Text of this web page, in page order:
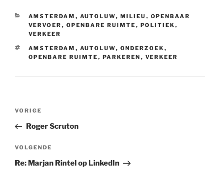
CATEGORIEËN
AMSTERDAM , AUTOLUW, MILIEU , OPENBAAR
VERVOER , OPENBARE RUIMTE , POLITIEK ,
VERKEER
TAGS
AMSTERDAM , AUTOLUW, ONDERZOEK ,
OPENBARE RUIMTE , PARKEREN , VERKEER
Bericht
Vorig
bericht
VORIGE
Roger Scruton
Volgend
bericht
VOLGENDE
Re: Marjan Rintel op LinkedIn